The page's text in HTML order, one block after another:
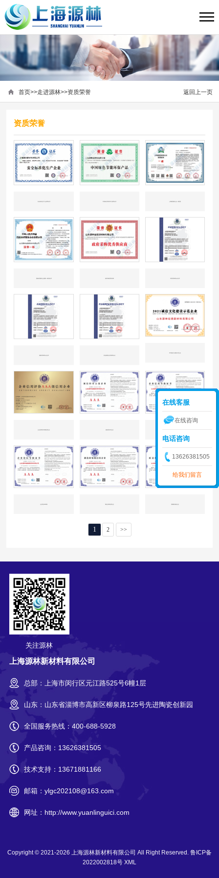
返回上一页
首页>>走进源林>>资质荣誉
资质荣誉
1 2 >>
关注源林
上海源林新材料有限公司
总部：上海市闵行区元江路525号6幢1层
山东：山东省淄博市高新区柳泉路125号先进陶瓷创新园
全国服务热线： 400-688-5928
产品咨询： 13626381505
技术支持： 13671881166
邮箱： ylgc202108@163.com
网址： http://www.yuanlinguici.com
Copyright © 2021-2026 上海源林新材料有限公司 All Right Reserved. 鲁ICP备
2022002818号 XML
在线客服
在线咨询
电话咨询
13626381505
给我们留言